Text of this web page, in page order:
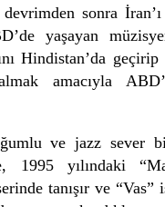
sonra
yaşayan
Hindistan’da
amacıyla
ve jazz sever
1995 yılındaki
tanışır ve